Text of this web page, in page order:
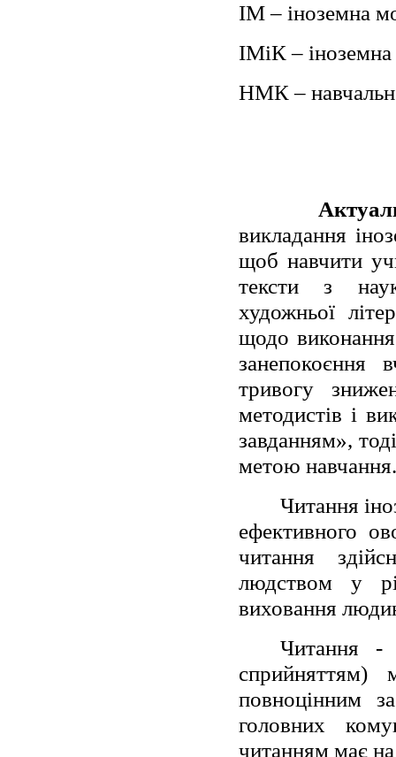
ІМ – іноземна
ІМіК –
НМК –
викладання
щоб навчити
тексти з
художньої
щодо
занепокоєння
тривогу
методистів і
завданням»,
метою навчання.
Читання
ефективного
читання
людством у
виховання
Читання -
сприйняттям)
повноцінним
головних
читанням має